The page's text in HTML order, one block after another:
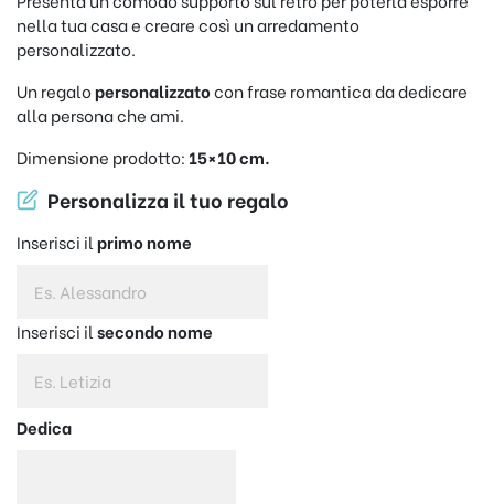
nella tua casa e creare così un arredamento
personalizzato.
Un regalopersonalizzatocon frase romantica da dedicare
alla persona che ami.
Dimensione prodotto: 15×10 cm.
Personalizza il tuo regalo
Inserisci il primo nome
Inserisci il secondo nome
Dedica